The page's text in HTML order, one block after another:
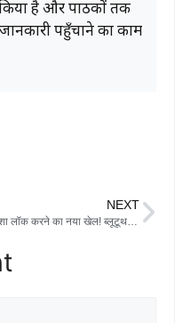
है और पाठकों तक
पहुँचाने का काम
NEXT
ई-रिक्शा लॉक करने का नया खेल! ब्लूटूथ ऐप से वाहन हो रहे लॉक, पुलिस ने दी सख्त कार्रवाई की चेतावनी